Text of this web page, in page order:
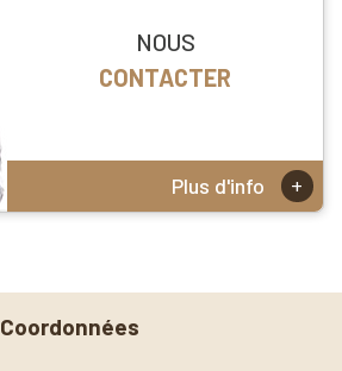
NOUS
CONTACTER
Plus d'info +
Coordonnées